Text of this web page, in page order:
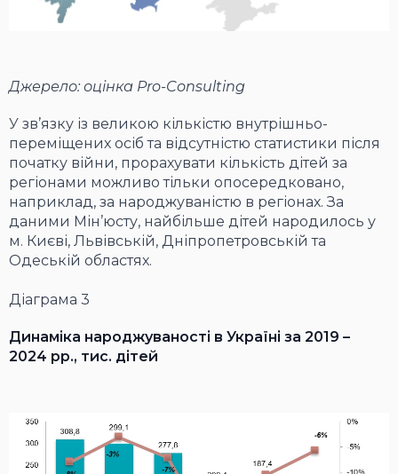
Джерело: оцінка Pro-Consulting
У зв’язку із великою кількістю внутрішньо-
переміщених осіб та відсутністю статистики після
початку війни, прорахувати кількість дітей за
регіонами можливо тільки опосередковано,
наприклад, за народжуваністю в регіонах. За
даними Мін’юсту, найбільше дітей народилось у
м. Києві, Львівській, Дніпропетровській та
Одеській областях.
Діаграма 3
Динаміка народжуваності в Україні за 2019 –
2024 рр., тис. дітей